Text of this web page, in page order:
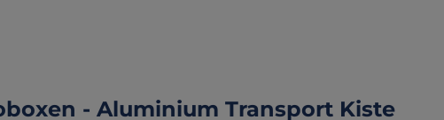
- Aluminium Transport Kiste